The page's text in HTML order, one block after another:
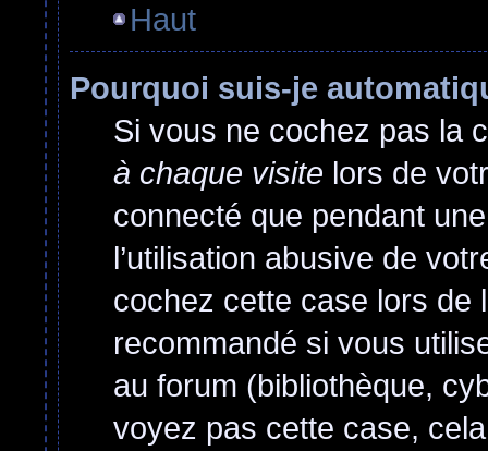
Haut
Pourquoi suis-je
Si vous ne cochez pas la
à chaque visite lors de
connecté que pendant
l’utilisation abusive de
cochez cette case lors de
recommandé si vous
au forum (bibliothèque,
voyez pas cette case,